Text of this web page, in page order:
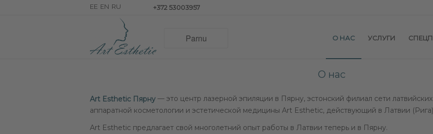
+372 53003957
О НАС УСЛУГИ
О нас
Art Esthetic Пярну — это центр лазерной эпиляции в Пярну, эстонский филиал сети
аппаратной косметологии и эстетической медицины Art Esthetic, действующий в Латвии (Рига)
Art Esthetic предлагает свой многолетний опыт работы в Латвии теперь и в Пярну.